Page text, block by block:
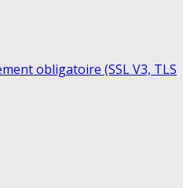
obligatoire (SSL V3, TLS